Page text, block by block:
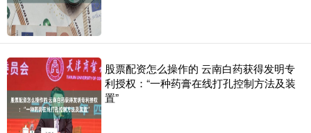
股票配资怎么操作的 云南白药获得发明专
利授权：“一种药膏在线打孔控制方法及装
置”